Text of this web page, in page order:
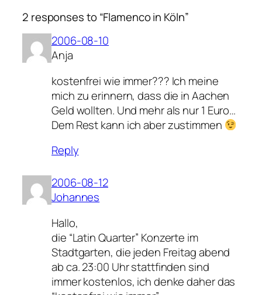
2 responses to “Flamenco in Köln”
2006-08-10
Anja
kostenfrei wie immer??? Ich meine
mich zu erinnern, dass die in Aachen
Geld wollten. Und mehr als nur 1 Euro…
Dem Rest kann ich aber zustimmen
Reply
2006-08-12
Johannes
Hallo,
die “Latin Quarter” Konzerte im
Stadtgarten, die jeden Freitag abend
ab ca. 23:00 Uhr stattfinden sind
immer kostenlos, ich denke daher das